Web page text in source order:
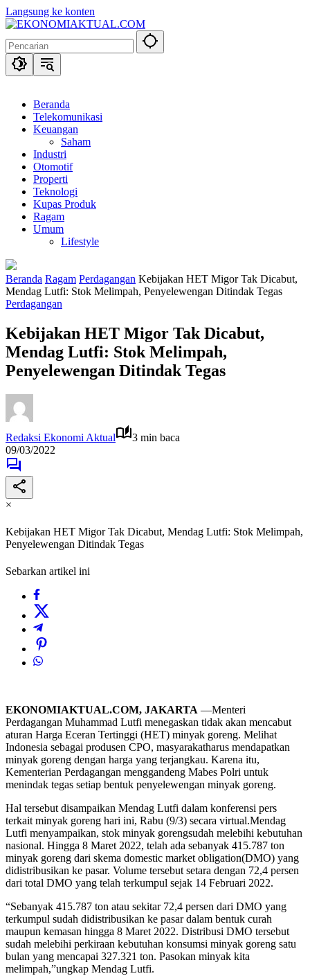
Langsung ke konten
Beranda
Telekomunikasi
Keuangan
Saham
Industri
Otomotif
Properti
Teknologi
Kupas Produk
Ragam
Umum
Lifestyle
Beranda Ragam Perdagangan Kebijakan HET Migor Tak Dicabut,
Mendag Lutfi: Stok Melimpah, Penyelewengan Ditindak Tegas
Perdagangan
Kebijakan HET Migor Tak Dicabut,
Mendag Lutfi: Stok Melimpah,
Penyelewengan Ditindak Tegas
Redaksi Ekonomi Aktual
3 min baca
09/03/2022
×
Kebijakan HET Migor Tak Dicabut, Mendag Lutfi: Stok Melimpah,
Penyelewengan Ditindak Tegas
Sebarkan artikel ini
EKONOMIAKTUAL.COM, JAKARTA —Menteri
Perdagangan Muhammad Lutfi menegaskan tidak akan mencabut
aturan Harga Eceran Tertinggi (HET) minyak goreng. Melihat
Indonesia sebagai produsen CPO, masyarakatharus mendapatkan
minyak goreng dengan harga yang terjangkau. Karena itu,
Kementerian Perdagangan menggandeng Mabes Polri untuk
menindak tegas setiap bentuk penyelewengan minyak goreng.
Hal tersebut disampaikan Mendag Lutfi dalam konferensi pers
terkait minyak goreng hari ini, Rabu (9/3) secara virtual.Mendag
Lutfi menyampaikan, stok minyak gorengsudah melebihi kebutuhan
nasional. Hingga 8 Maret 2022, telah ada sebanyak 415.787 ton
minyak goreng dari skema domestic market obligation(DMO) yang
didistribusikan ke pasar. Volume tersebut setara dengan 72,4 persen
dari total DMO yang telah terkumpul sejak 14 Februari 2022.
“Sebanyak 415.787 ton atau sekitar 72,4 persen dari DMO yang
terkumpul sudah didistribusikan ke pasar dalam bentuk curah
maupun kemasan hingga 8 Maret 2022. Distribusi DMO tersebut
sudah melebihi perkiraan kebutuhan konsumsi minyak goreng satu
bulan yang mencapai 327.321 ton. Pasokan minyak kita
melimpah,”ungkap Mendag Lutfi.